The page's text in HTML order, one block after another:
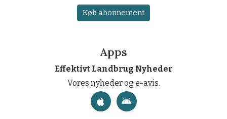
Køb abonnement
Apps
Effektivt Landbrug Nyheder
Vores nyheder og e-avis.